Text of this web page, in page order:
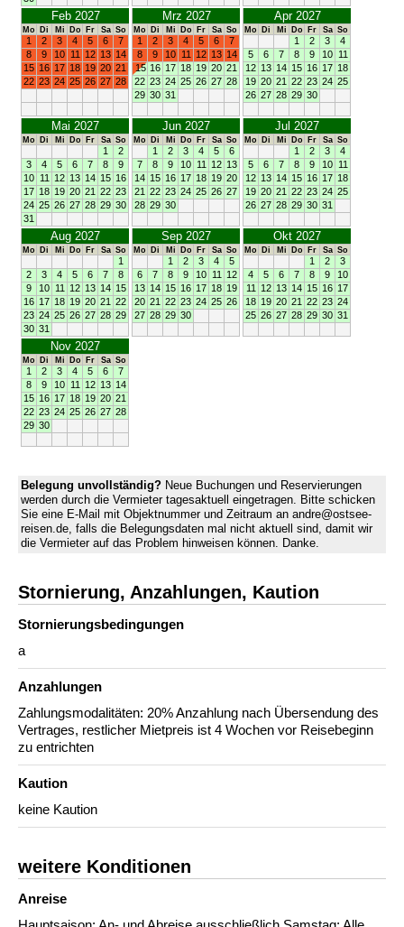
Feb 2027
Mo Di Mi Do Fr Sa So
1 2 3 4 5 6
7
8
9 10 11 12 13 14
15 16 17 18 19 20 21
22 23 24 25 26 27 28
Mrz 2027
Mo Di Mi Do Fr Sa So
1 2 3 4 5 6
7
8
9 10 11 12 13 14
15 16 17 18 19 20 21
22 23 24 25 26 27 28
29 30 31
Apr 2027
Mo Di Mi Do Fr Sa So
1 2 3
4
5
6 7 8 9 10 11
12 13 14 15 16 17 18
19 20 21 22 23 24 25
26 27 28 29 30
Mai 2027
Mo Di Mi Do Fr Sa So
1
2
3
4 5 6 7 8
9
10 11 12 13 14 15 16
17 18 19 20 21 22 23
24 25 26 27 28 29 30
31
Jun 2027
Mo Di Mi Do Fr Sa So
1 2 3 4 5
6
7
8 9 10 11 12 13
14 15 16 17 18 19 20
21 22 23 24 25 26 27
28 29 30
Jul 2027
Mo Di Mi Do Fr Sa So
1 2 3
4
5
6 7 8 9 10 11
12 13 14 15 16 17 18
19 20 21 22 23 24 25
26 27 28 29 30 31
Aug 2027
Mo Di Mi Do Fr Sa So
1
2
3 4 5 6 7
8
9
10 11 12 13 14 15
16 17 18 19 20 21 22
23 24 25 26 27 28 29
30 31
Sep 2027
Mo Di Mi Do Fr Sa So
1 2 3 4
5
6
7 8 9 10 11 12
13 14 15 16 17 18 19
20 21 22 23 24 25 26
27 28 29 30
Okt 2027
Mo Di Mi Do Fr Sa So
1 2
3
4
5 6 7 8 9
10
11 12 13 14 15 16 17
18 19 20 21 22 23 24
25 26 27 28 29 30 31
Nov 2027
Mo Di Mi Do Fr Sa So
1 2 3 4 5 6
7
8
9 10 11 12 13 14
15 16 17 18 19 20 21
22 23 24 25 26 27 28
29 30
Belegung unvollständig? Neue Buchungen und Reservierungen
werden durch die Vermieter tagesaktuell eingetragen. Bitte schicken
Sie eine E-Mail mit Objektnummer und Zeitraum an andre@ostsee-
reisen.de, falls die Belegungsdaten mal nicht aktuell sind, damit wir
die Vermieter auf das Problem hinweisen können. Danke.
Stornierung, Anzahlungen, Kaution
Stornierungs­bedingungen
a
Anzahlungen
Zahlungsmodalitäten: 20% Anzahlung nach Übersendung des
Vertrages, restlicher Mietpreis ist 4 Wochen vor Reisebeginn
zu entrichten
Kaution
keine Kaution
weitere Konditionen
Anreise